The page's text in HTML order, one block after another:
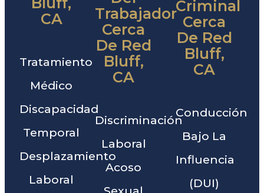
CA
Tratamiento
Médico
Discapacidad
Temporal
Desplazamiento
Laboral
Trabajador
Cerca
De Red
Bluff,
CA
Discriminación
Laboral
Acoso
Criminal
Cerca
De Red
Bluff,
CA
Conducción
Bajo La
Influencia
(DUI)